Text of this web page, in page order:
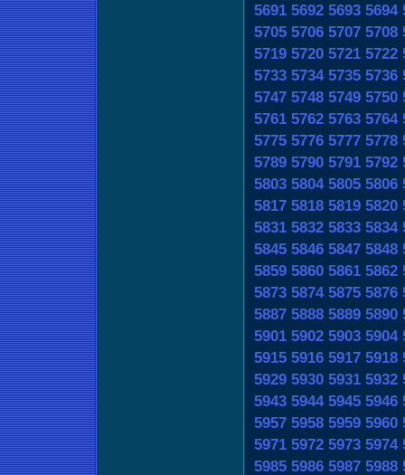
5691 5692 5693 5694
5705 5706 5707 5708
5719 5720 5721 5722
5733 5734 5735 5736
5747 5748 5749 5750
5761 5762 5763 5764
5775 5776 5777 5778
5789 5790 5791 5792
5803 5804 5805 5806
5817 5818 5819 5820
5831 5832 5833 5834
5845 5846 5847 5848
5859 5860 5861 5862
5873 5874 5875 5876
5887 5888 5889 5890
5901 5902 5903 5904
5915 5916 5917 5918
5929 5930 5931 5932
5943 5944 5945 5946
5957 5958 5959 5960
5971 5972 5973 5974
5985 5986 5987 5988